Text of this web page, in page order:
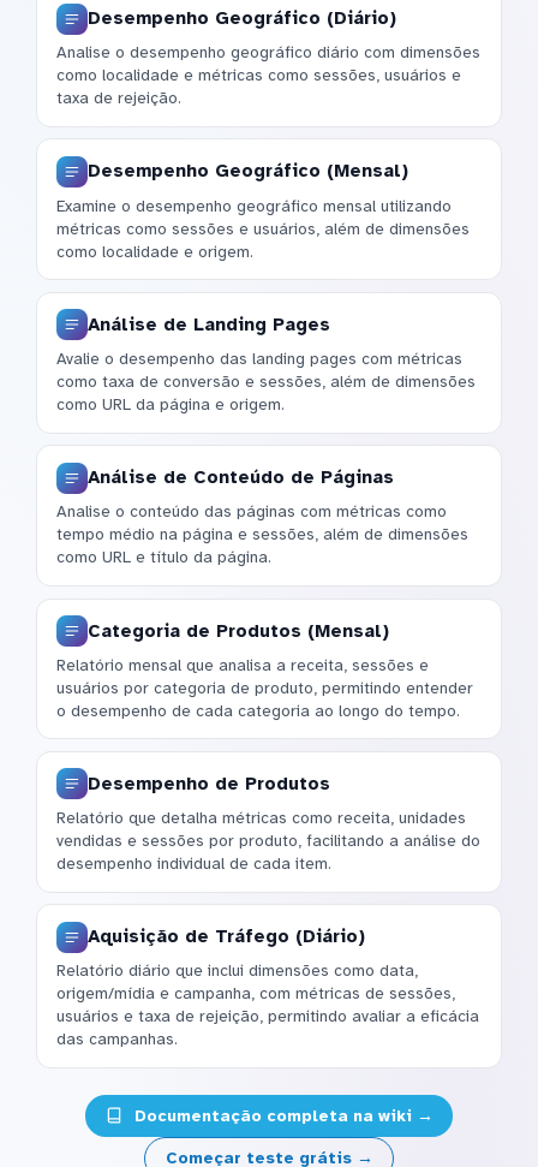
Desempenho Geográfico (Diário)
Analise o desempenho geográfico diário com dimensões
como localidade e métricas como sessões, usuários e
taxa de rejeição.
Desempenho Geográfico (Mensal)
Examine o desempenho geográfico mensal utilizando
métricas como sessões e usuários, além de dimensões
como localidade e origem.
Análise de Landing Pages
Avalie o desempenho das landing pages com métricas
como taxa de conversão e sessões, além de dimensões
como URL da página e origem.
Análise de Conteúdo de Páginas
Analise o conteúdo das páginas com métricas como
tempo médio na página e sessões, além de dimensões
como URL e título da página.
Categoria de Produtos (Mensal)
Relatório mensal que analisa a receita, sessões e
usuários por categoria de produto, permitindo entender
o desempenho de cada categoria ao longo do tempo.
Desempenho de Produtos
Relatório que detalha métricas como receita, unidades
vendidas e sessões por produto, facilitando a análise do
desempenho individual de cada item.
Aquisição de Tráfego (Diário)
Relatório diário que inclui dimensões como data,
origem/mídia e campanha, com métricas de sessões,
usuários e taxa de rejeição, permitindo avaliar a eficácia
das campanhas.
Documentação completa na wiki →
Começar teste grátis →